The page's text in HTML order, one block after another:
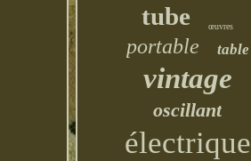
tube œuvres
portable table
vintage
oscillant
électrique